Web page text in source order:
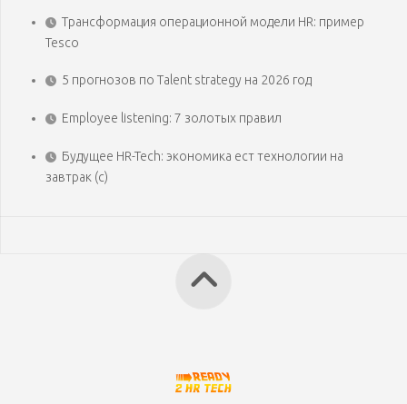
Трансформация операционной модели HR: пример
Tesco
5 прогнозов по Talent strategy на 2026 год
Employee listening: 7 золотых правил
Будущее HR-Tech: экономика ест технологии на
завтрак (с)